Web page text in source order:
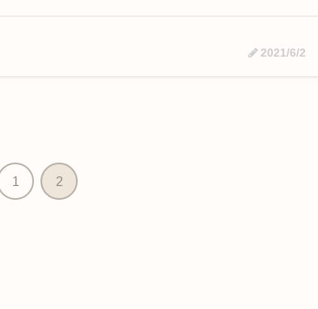
2021/6/2
1 2